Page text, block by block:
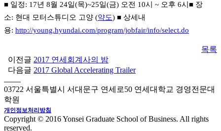
■ 일정: 17년 8월 24일(목)~25일(금) 오전 10시 ~ 오후 6시■ 장
소: 현대 모터스튜디오 고양 (약도) ■ 상세내
용: http://young.hyundai.com/program/jobfair/info/select.do
목록
이전글 2017 연세회계사의 밤
다음글 2017 Global Accelerating Trailer
03722 서울특별시 서대문구 연세로50 연세대학교 경영전문대
학원
개인정보처리방침
Copyright © 2016 Yonsei Graduate School of Business. All rights
reserved.